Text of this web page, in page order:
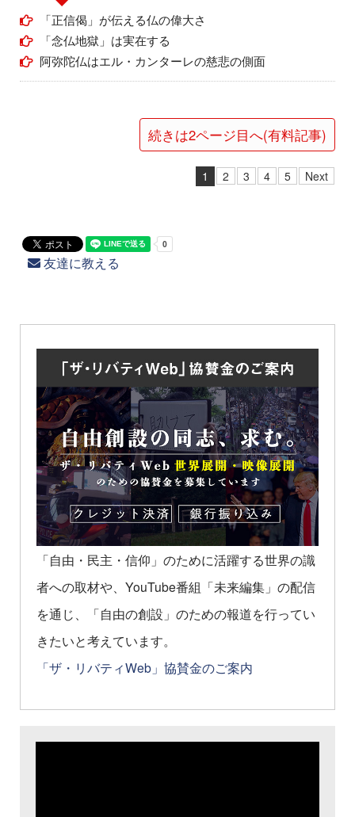
「正信偈」が伝える仏の偉大さ
「念仏地獄」は実在する
阿弥陀仏はエル・カンターレの慈悲の側面
続きは2ページ目へ(有料記事)
1 2 3 4 5 Next
友達に教える
「自由・民主・信仰」のために活躍する世界の識
者への取材や、YouTube番組「未来編集」の配信
を通じ、「自由の創設」のための報道を行ってい
きたいと考えています。
「ザ・リバティWeb」協賛金のご案内